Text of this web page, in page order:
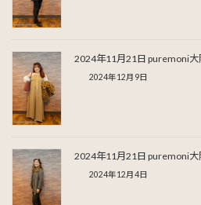
2024年11月21日 puremoni大
2024年12月9日
2024年11月21日 puremoni大
2024年12月4日